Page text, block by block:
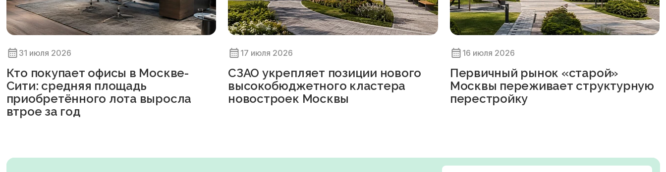
31 июля 2026
Кто покупает офисы в Москве-
Сити: средняя площадь
приобретённого лота выросла
втрое за год
17 июля 2026
СЗАО укрепляет позиции нового
высокобюджетного кластера
новостроек Москвы
16 июля 2026
Первичный рынок «старой»
Москвы переживает структурную
перестройку